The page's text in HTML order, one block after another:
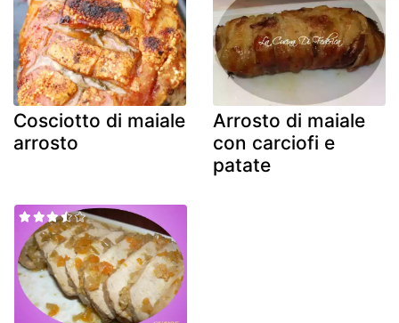
Cosciotto di maiale
arrosto
Arrosto di maiale
con carciofi e
patate